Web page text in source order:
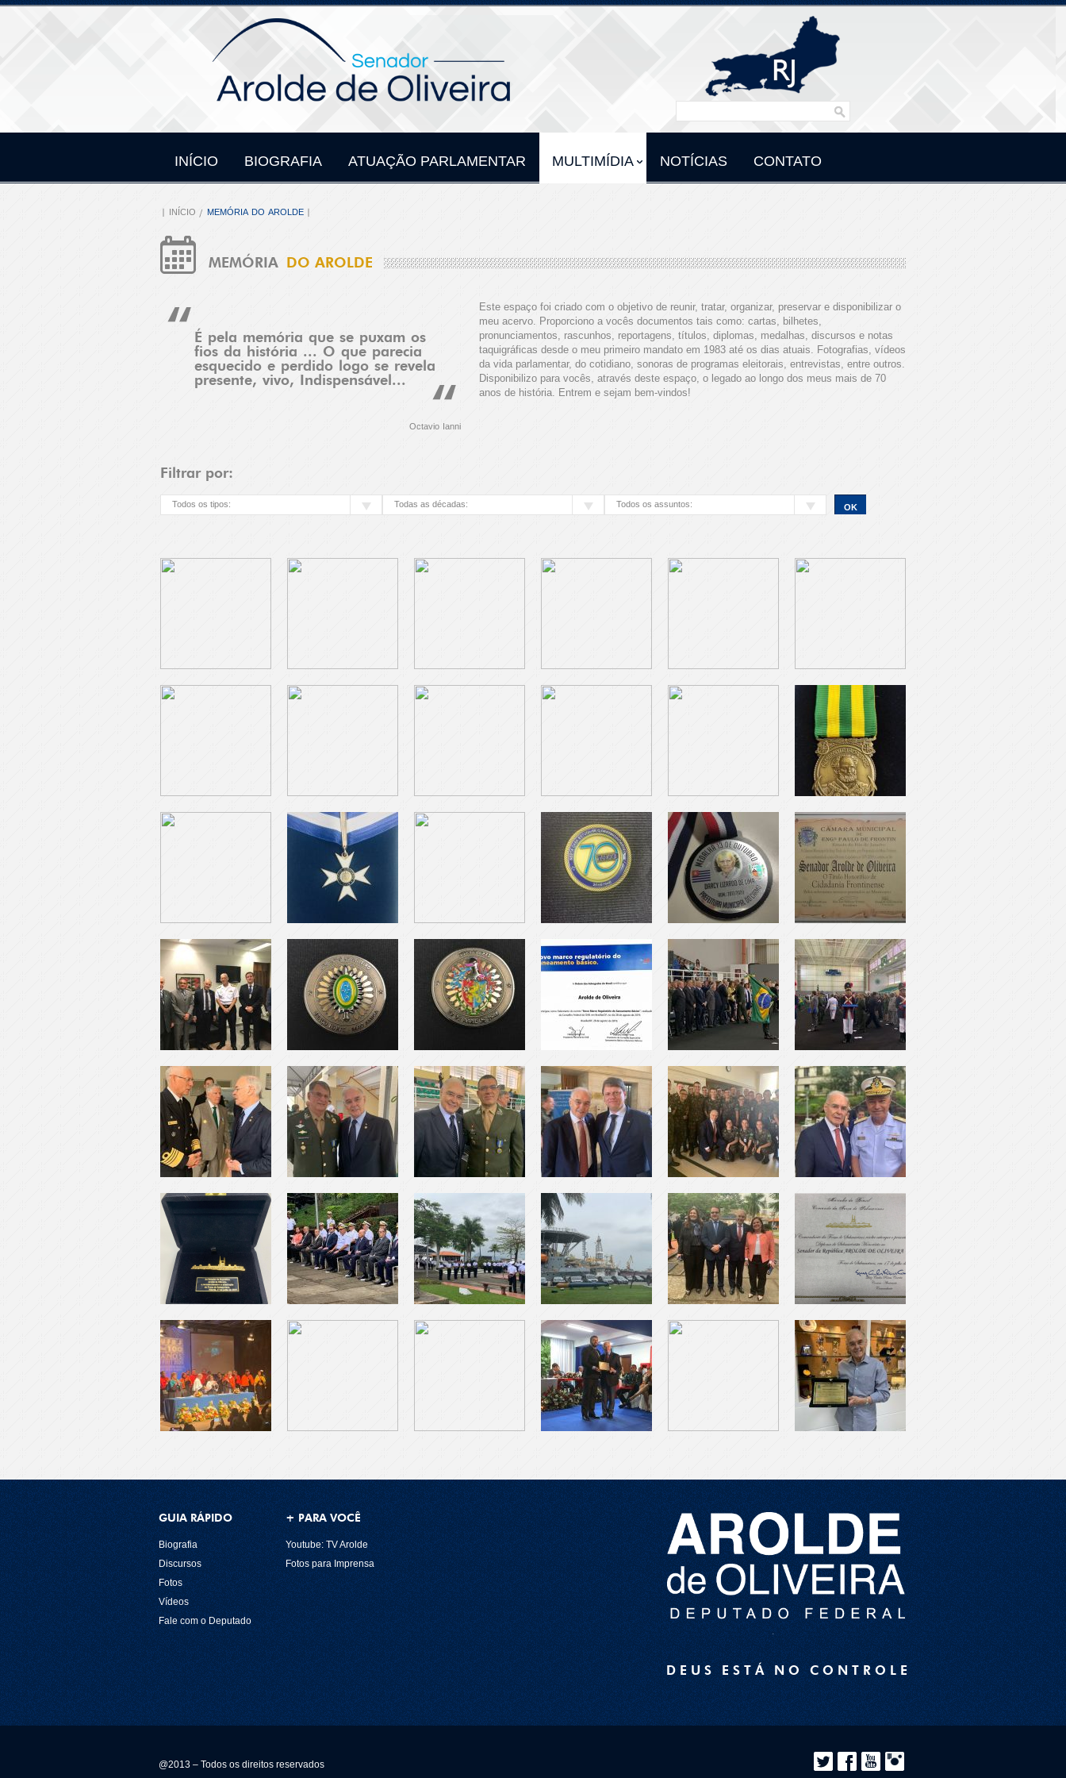
INÍCIO BIOGRAFIA ATUAÇÃO PARLAMENTAR MULTIMÍDIA NOTÍCIAS CONTATO
INÍCIO MEMÓRIA DO AROLDE
MEMÓRIA DO AROLDE
É pela memória que se puxam os
fios da história ... O que parecia
esquecido e perdido logo se revela
presente, vivo, Indispensável...
Octavio Ianni
Este espaço foi criado com o objetivo de reunir, tratar, organizar, preservar e disponibilizar o
meu acervo. Proporciono a vocês documentos tais como: cartas, bilhetes,
pronunciamentos, rascunhos, reportagens, títulos, diplomas, medalhas, discursos e notas
taquigráficas desde o meu primeiro mandato em 1983 até os dias atuais. Fotografias, vídeos
da vida parlamentar, do cotidiano, sonoras de programas eleitorais, entrevistas, entre outros.
Disponibilizo para vocês, através deste espaço, o legado ao longo dos meus mais de 70
anos de história. Entrem e sejam bem-vindos!
Filtrar por:
Todos os tipos: Todas as décadas: Todos os assuntos:
GUIA RÁPIDO
Biografia
Discursos
Fotos
Vídeos
Fale com o Deputado
+ PARA VOCÊ
Youtube: TV Arolde
Fotos para Imprensa
DEUS ESTÁ NO CONTROLE
@2013 – Todos os direitos reservados